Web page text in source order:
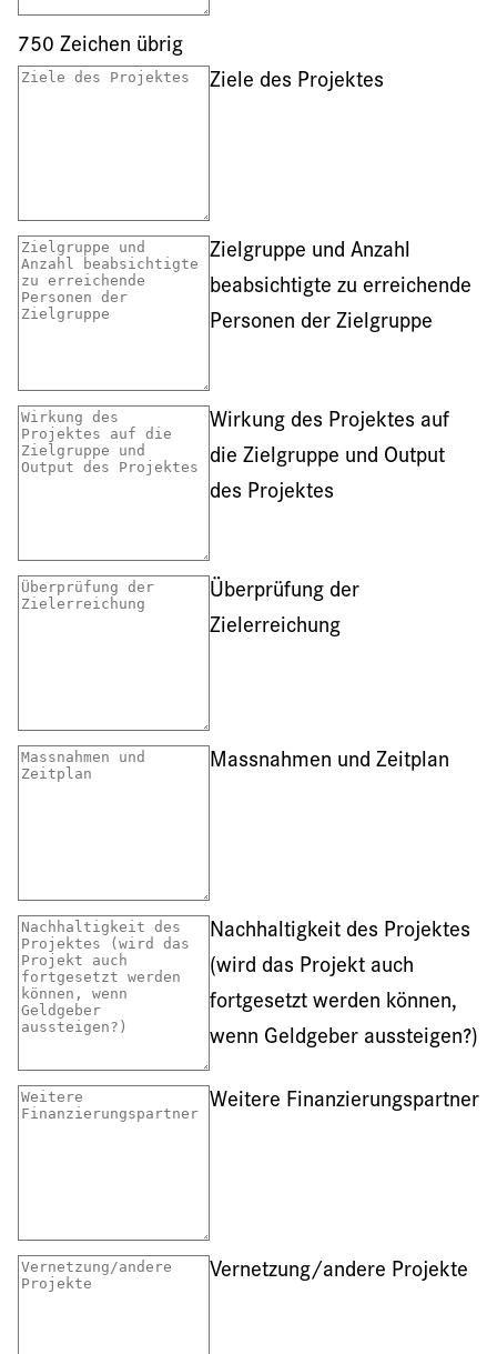
750 Zeichen übrig
Ziele des Projektes
Zielgruppe und Anzahl
beabsichtigte zu erreichende
Personen der Zielgruppe
Wirkung des Projektes auf
die Zielgruppe und Output
des Projektes
Überprüfung der
Zielerreichung
Massnahmen und Zeitplan
Nachhaltigkeit des Projektes
(wird das Projekt auch
fortgesetzt werden können,
wenn Geldgeber aussteigen?)
Weitere Finanzierungspartner
Vernetzung/andere Projekte